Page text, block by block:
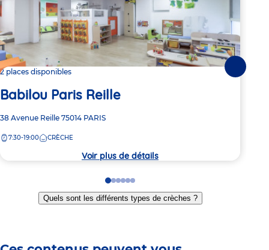
2 places disponibles
Babilou Paris Reille
Adresse
la
38 Avenue Reille 75014 PARIS
7:30-19:00 CRÈCHE
Voir plus de détails
Go
to
slide
Go
to
slide
Go
to
slide
Go
to
slide
Go
to
slide
Go
to
slide
Quels sont les différents types de crèches ?